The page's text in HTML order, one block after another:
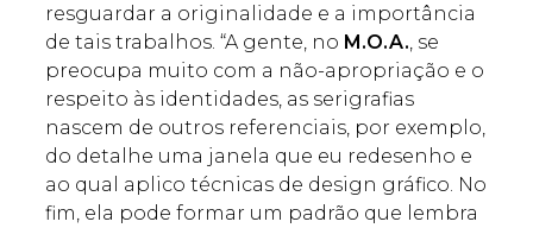
resguardar a originalidade e a importância
de tais trabalhos. “A gente, no M.O.A. , se
preocupa muito com a não-apropriação e o
respeito às identidades, as serigrafias
nascem de outros referenciais, por exemplo,
do detalhe uma janela que eu redesenho e
ao qual aplico técnicas de design gráfico. No
fim, ela pode formar um padrão que lembra